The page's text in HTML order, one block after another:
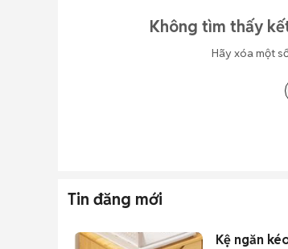
Không tìm thấy
Hãy xóa một
Tin đăng mới
Kệ ngăn